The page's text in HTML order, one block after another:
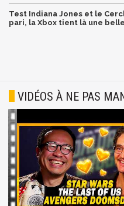
Test Indiana Jones et le
pari, la Xbox tient là une
VIDÉOS À NE PAS